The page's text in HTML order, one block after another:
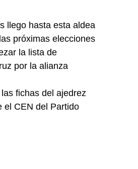
llego hasta esta aldea
próximas elecciones
la lista de
por la alianza
fichas del ajedrez
el CEN del Partido